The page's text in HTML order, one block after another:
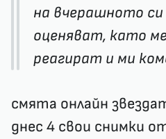
на вчерашното си
оценяват, като
реагират и ми
смята онлайн
днес 4 свои снимки